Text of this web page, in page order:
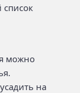
можно
на